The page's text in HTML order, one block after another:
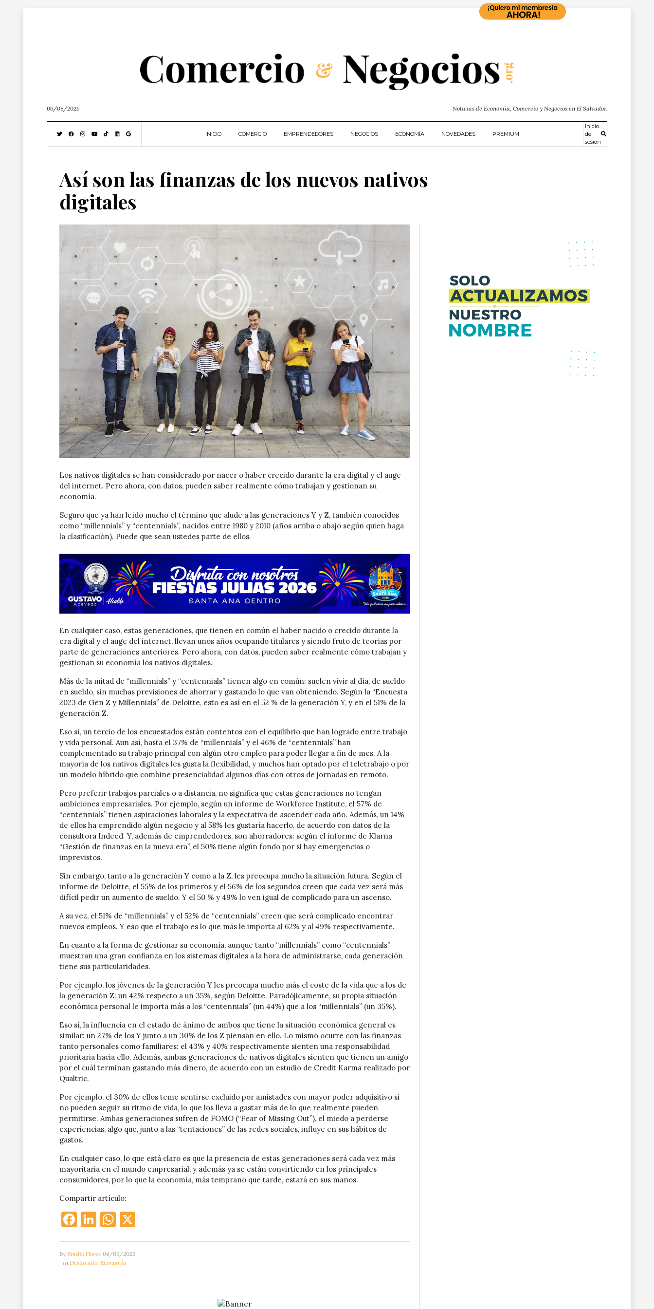
06/08/2026 Noticias de Economía, Comercio y Negocios en El Salvador.
INICIO COMERCIO EMPRENDEDORES NEGOCIOS ECONOMÍA NOVEDADES PREMIUM
Inicio
de
sesión
Así son las finanzas de los nuevos nativos
digitales
Los nativos digitales se han considerado por nacer o haber crecido durante la era digital y el auge
del internet. Pero ahora, con datos, pueden saber realmente cómo trabajan y gestionan su
economía.
Seguro que ya han leído mucho el término que alude a las generaciones Y y Z, también conocidos
como “millennials” y “centennials”, nacidos entre 1980 y 2010 (años arriba o abajo según quien haga
la clasificación). Puede que sean ustedes parte de ellos.
En cualquier caso, estas generaciones, que tienen en común el haber nacido o crecido durante la
era digital y el auge del internet, llevan unos años ocupando titulares y siendo fruto de teorías por
parte de generaciones anteriores. Pero ahora, con datos, pueden saber realmente cómo trabajan y
gestionan su economía los nativos digitales.
Más de la mitad de “millennials” y “centennials” tienen algo en común: suelen vivir al día, de sueldo
en sueldo, sin muchas previsiones de ahorrar y gastando lo que van obteniendo. Según la “Encuesta
2023 de Gen Z y Millennials” de Deloitte, esto es así en el 52 % de la generación Y, y en el 51% de la
generación Z.
Eso sí, un tercio de los encuestados están contentos con el equilibrio que han logrado entre trabajo
y vida personal. Aun así, hasta el 37% de “millennials” y el 46% de “centennials” han
complementado su trabajo principal con algún otro empleo para poder llegar a fin de mes. A la
mayoría de los nativos digitales les gusta la flexibilidad, y muchos han optado por el teletrabajo o por
un modelo híbrido que combine presencialidad algunos días con otros de jornadas en remoto.
Pero preferir trabajos parciales o a distancia, no significa que estas generaciones no tengan
ambiciones empresariales. Por ejemplo, según un informe de Workforce Institute, el 57% de
“centennials” tienen aspiraciones laborales y la expectativa de ascender cada año. Además, un 14%
de ellos ha emprendido algún negocio y al 58% les gustaría hacerlo, de acuerdo con datos de la
consultora Indeed. Y, además de emprendedores, son ahorradores: según el informe de Klarna
“Gestión de finanzas en la nueva era”, el 50% tiene algún fondo por si hay emergencias o
imprevistos.
Sin embargo, tanto a la generación Y como a la Z, les preocupa mucho la situación futura. Según el
informe de Deloitte, el 55% de los primeros y el 56% de los segundos creen que cada vez será más
difícil pedir un aumento de sueldo. Y el 50 % y 49% lo ven igual de complicado para un ascenso.
A su vez, el 51% de “millennials” y el 52% de “centennials” creen que será complicado encontrar
nuevos empleos. Y eso que el trabajo es lo que más le importa al 62% y al 49% respectivamente.
En cuanto a la forma de gestionar su economía, aunque tanto “millennials” como “centennials”
muestran una gran confianza en los sistemas digitales a la hora de administrarse, cada generación
tiene sus particularidades.
Por ejemplo, los jóvenes de la generación Y les preocupa mucho más el coste de la vida que a los de
la generación Z: un 42% respecto a un 35%, según Deloitte. Paradójicamente, su propia situación
económica personal le importa más a los “centennials” (un 44%) que a los “millennials” (un 35%).
Eso sí, la influencia en el estado de ánimo de ambos que tiene la situación económica general es
similar: un 27% de los Y junto a un 30% de los Z piensan en ello. Lo mismo ocurre con las finanzas
tanto personales como familiares: el 43% y 40% respectivamente sienten una responsabilidad
prioritaria hacia ello. Además, ambas generaciones de nativos digitales sienten que tienen un amigo
por el cuál terminan gastando más dinero, de acuerdo con un estudio de Credit Karma realizado por
Qualtric.
Por ejemplo, el 30% de ellos teme sentirse excluido por amistades con mayor poder adquisitivo si
no pueden seguir su ritmo de vida, lo que los lleva a gastar más de lo que realmente pueden
permitirse. Ambas generaciones sufren de FOMO (“Fear of Missing Out”), el miedo a perderse
experiencias, algo que, junto a las “tentaciones” de las redes sociales, influye en sus hábitos de
gastos.
En cualquier caso, lo que está claro es que la presencia de estas generaciones será cada vez más
mayoritaria en el mundo empresarial, y además ya se están convirtiendo en los principales
consumidores, por lo que la economía, más temprano que tarde, estará en sus manos.
Compartir artículo:
Facebook
LinkedIn
WhatsApp
By Emilio Flores 04/09/2023
in Destacado, Economía